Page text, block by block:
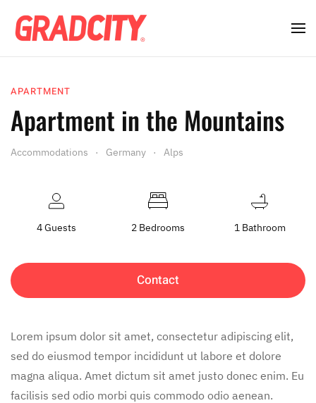
APARTMENT
Apartment in the Mountains
Accommodations Germany Alps
4 Guests 2 Bedrooms 1 Bathroom
Contact
Lorem ipsum dolor sit amet, consectetur adipiscing elit,
sed do eiusmod tempor incididunt ut labore et dolore
magna aliqua. Amet dictum sit amet justo donec enim. Eu
facilisis sed odio morbi quis commodo odio aenean.